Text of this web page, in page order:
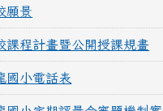
願景
課程計畫暨公開授課規畫
國小電話表